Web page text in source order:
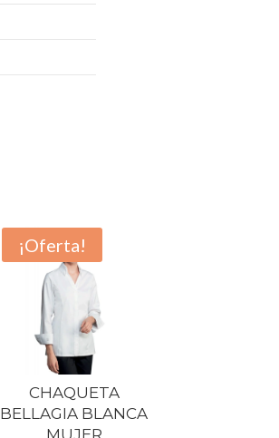
¡Oferta!
CHAQUETA
BELLAGIA BLANCA
MUJER